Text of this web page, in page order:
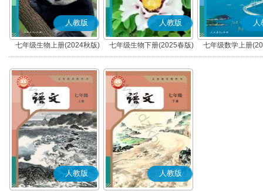
人教版
七年级生物上册(2024秋版)
人教版
七年级生物下册(2025春版)
人
七年级数学上册
人教版 人教版